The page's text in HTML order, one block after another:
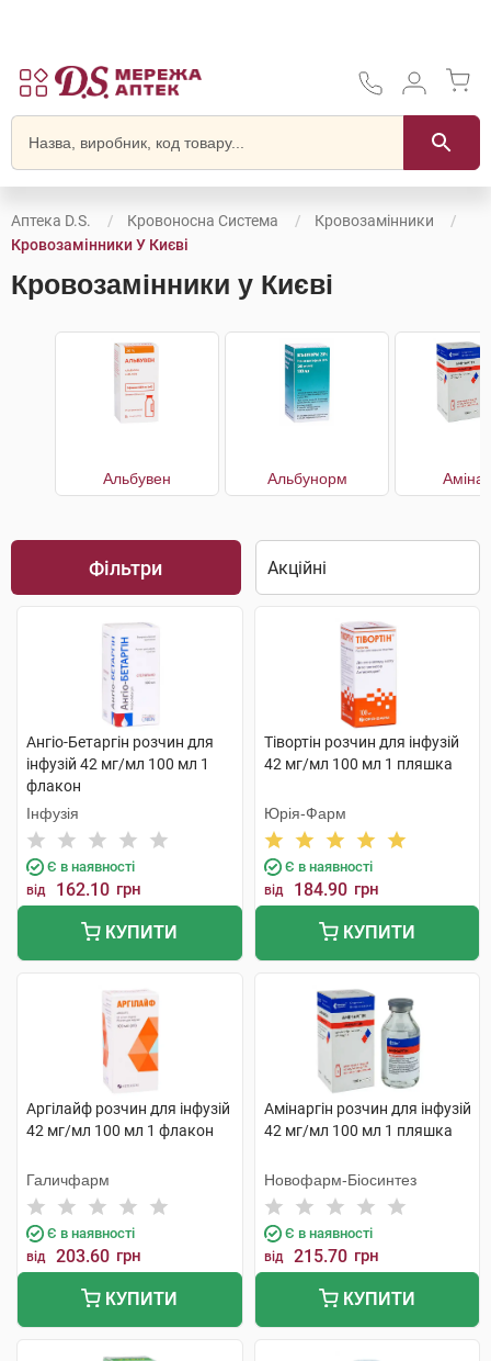
Аптека D.S. Кровоносна Система
Кровозамінники
Кровозамінники У Києві
Кровозамінники у Києві
Альбувен Альбунорм
Фільтри
Ангіо-Бетаргін розчин для
інфузій 42 мг/мл 100 мл 1
флакон
Інфузія
Є в наявності
від 162.10 грн
КУПИТИ
Тівортін розчин для інфузій
42 мг/мл 100 мл 1 пляшка
Юрія-Фарм
Є в наявності
від 184.90 грн
КУПИТИ
Аргілайф розчин для інфузій
42 мг/мл 100 мл 1 флакон
Галичфарм
Є в наявності
від 203.60 грн
КУПИТИ
Амінаргін розчин для інфузій
42 мг/мл 100 мл 1 пляшка
Новофарм-Біосинтез
Є в наявності
від 215.70 грн
КУПИТИ